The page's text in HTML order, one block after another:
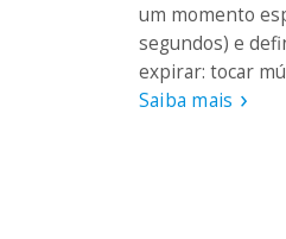
um momento
segundos) e
expirar: tocar
Saiba mais